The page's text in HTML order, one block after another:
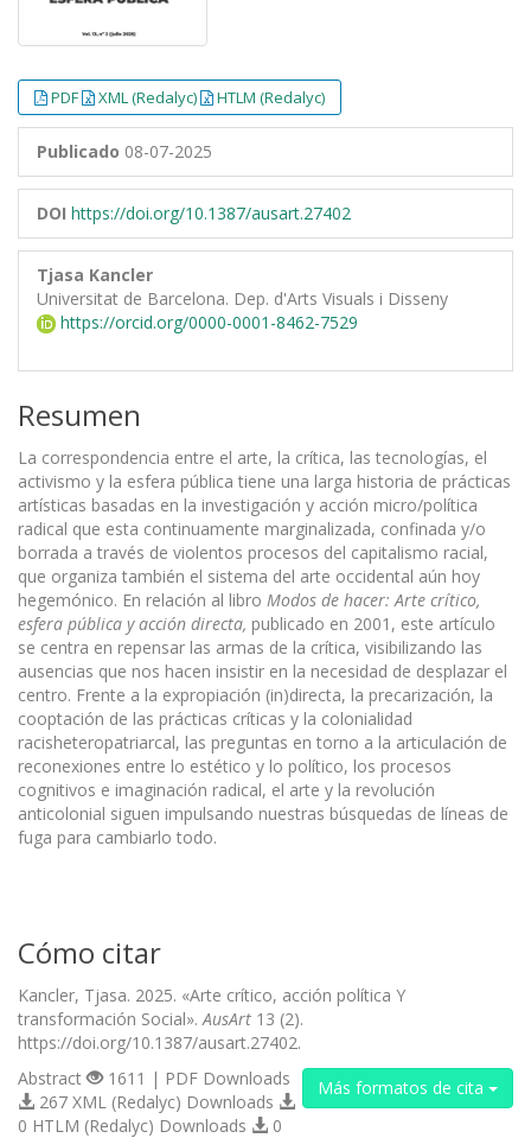
PDF XML (Redalyc) HTLM (Redalyc)
Publicado 08-07-2025
DOI https://doi.org/10.1387/ausart.27402
Tjasa Kancler
Universitat de Barcelona. Dep. d'Arts Visuals i Disseny
https://orcid.org/0000-0001-8462-7529
Resumen
La correspondencia entre el arte, la crítica, las tecnologías, el
activismo y la esfera pública tiene una larga historia de prácticas
artísticas basadas en la investigación y acción micro/política
radical que esta continuamente marginalizada, confinada y/o
borrada a través de violentos procesos del capitalismo racial,
que organiza también el sistema del arte occidental aún hoy
hegemónico. En relación al libro Modos de hacer: Arte crítico,
esfera pública y acción directa, publicado en 2001, este artículo
se centra en repensar las armas de la crítica, visibilizando las
ausencias que nos hacen insistir en la necesidad de desplazar el
centro. Frente a la expropiación (in)directa, la precarización, la
cooptación de las prácticas críticas y la colonialidad
racisheteropatriarcal, las preguntas en torno a la articulación de
reconexiones entre lo estético y lo político, los procesos
cognitivos e imaginación radical, el arte y la revolución
anticolonial siguen impulsando nuestras búsquedas de líneas de
fuga para cambiarlo todo.
Cómo citar
Kancler, Tjasa. 2025. «Arte crítico, acción política Y
transformación Social». AusArt 13 (2).
https://doi.org/10.1387/ausart.27402.
Más formatos de cita
Abstract
1611 | PDF Downloads
267 XML (Redalyc) Downloads
0 HTLM (Redalyc) Downloads
0